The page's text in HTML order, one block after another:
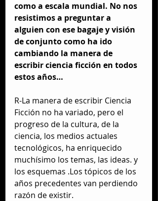
como a escala mundial. No nos
resistimos a preguntar a
alguien con ese bagaje y visión
de conjunto como ha ido
cambiando la manera de
escribir ciencia ficción en todos
estos años…
R-La manera de escribir Ciencia
Ficción no ha variado, pero el
progreso de la cultura, de la
ciencia, los medios actuales
tecnológicos, ha enriquecido
muchísimo los temas, las ideas. y
los esquemas .Los tópicos de los
años precedentes van perdiendo
razón de existir.